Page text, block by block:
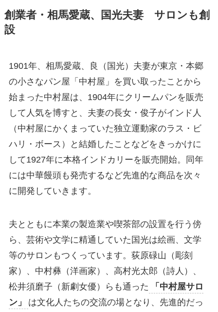
創業者・相馬愛蔵、国光夫妻 サロンも創
設
1901年、相馬愛蔵、良（国光）夫妻が東京・本郷
の小さなパン屋「中村屋」を買い取ったことから
始まった中村屋は、1904年にクリームパンを販売
して人気を博すと、夫妻の長女・俊子がインド人
（中村屋にかくまっていた独立運動家のラス・ビ
ハリ・ボース）と結婚したことなどをきっかけに
して1927年に本格インドカリーを販売開始。同年
には中華饅頭も発売するなど先進的な商品を次々
に開発していきます。
夫とともに本業の製造業や喫茶部の設置を行う傍
ら、芸術や文学に精通していた国光は絵画、文学
等のサロンもつくっています。荻原碌山（彫刻
家）、中村彝（洋画家）、高村光太郎（詩人）、
松井須磨子（新劇女優）らも通った
「中村屋サロ
ン」
は文化人たちの交流の場となり、先進的だっ